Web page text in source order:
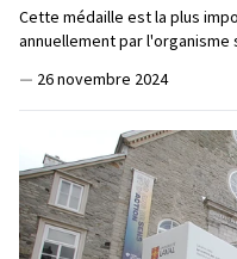
Cette médaille est la plus
annuellement par
— 26 novembre 2024